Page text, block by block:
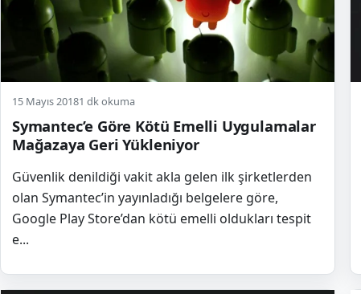
15 Mayıs 20181 dk okuma
Symantec’e Göre Kötü Emelli Uygulamalar
Mağazaya Geri Yükleniyor
Güvenlik denildiği vakit akla gelen ilk şirketlerden
olan Symantec’in yayınladığı belgelere göre,
Google Play Store’dan kötü emelli oldukları tespit
e...